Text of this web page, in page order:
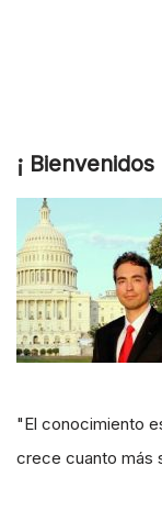
¡ Bienvenidos
"El conocimiento
crece cuanto más